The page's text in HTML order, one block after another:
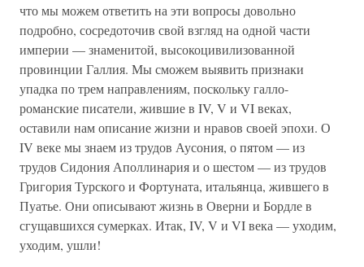
что мы можем ответить на эти вопросы довольно
подробно, сосредоточив свой взгляд на одной части
империи — знаменитой, высокоцивилизованной
провинции Галлия. Мы сможем выявить признаки
упадка по трем направлениям, поскольку галло-
романские писатели, жившие в IV, V и VI веках,
оставили нам описание жизни и нравов своей эпохи. О
IV веке мы знаем из трудов Аусония, о пятом — из
трудов Сидония Аполлинария и о шестом — из трудов
Григория Турского и Фортуната, итальянца, жившего в
Пуатье. Они описывают жизнь в Оверни и Бордле в
сгущавшихся сумерках. Итак, IV, V и VI века — уходим,
уходим, ушли!